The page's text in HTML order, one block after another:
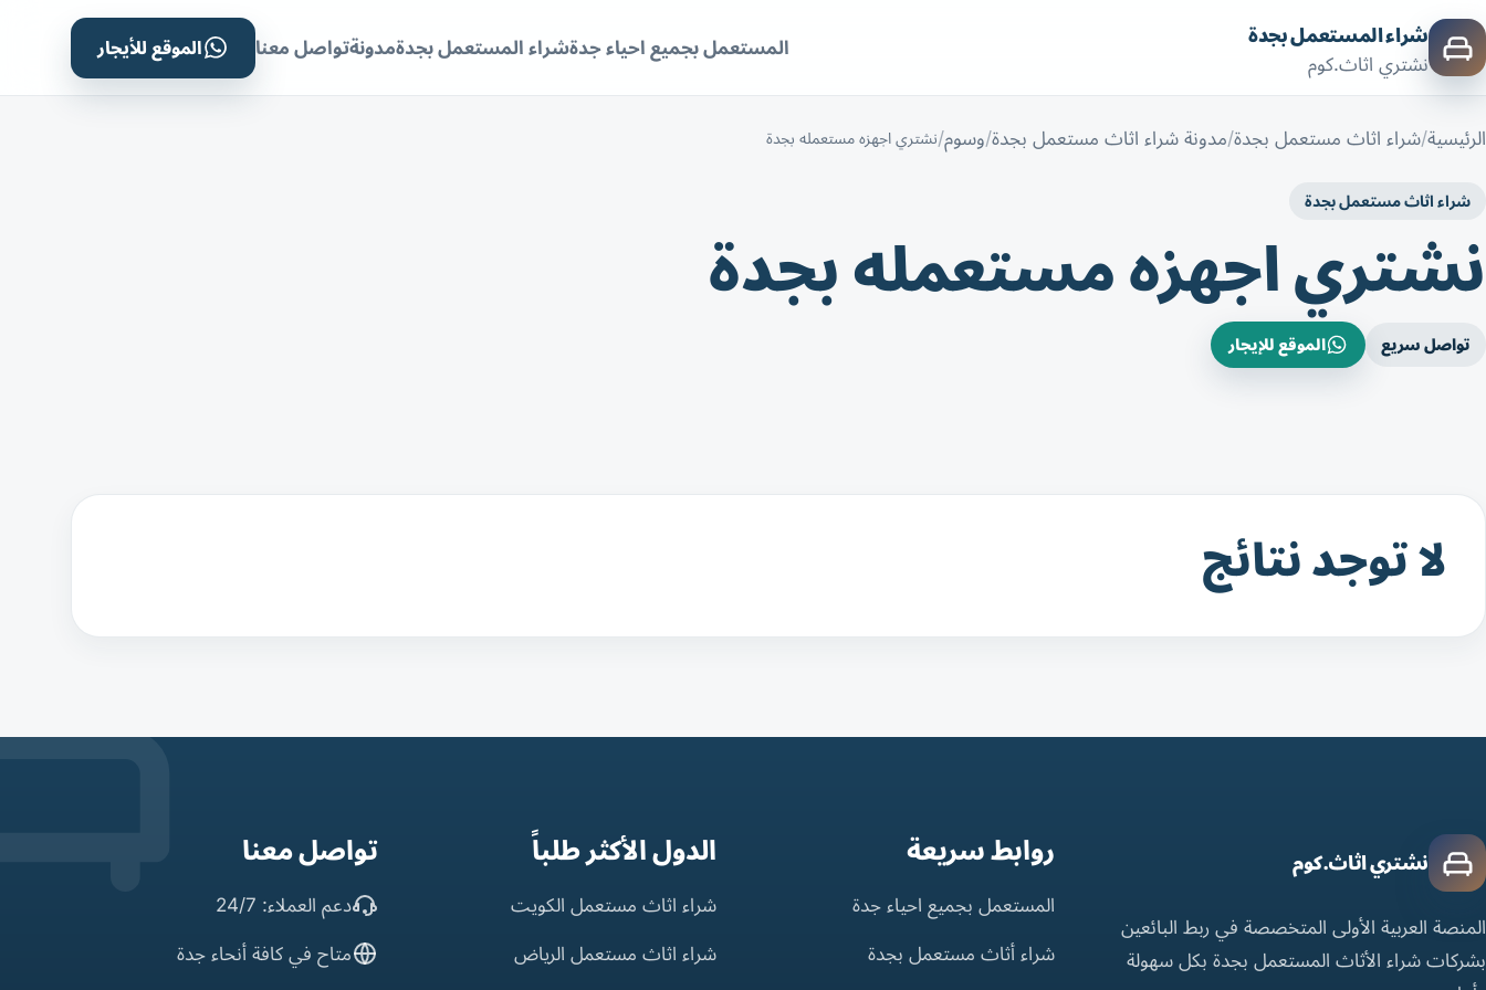
شراء المستعمل بجدة
نشتري اثاث.كوم
المستعمل بجميع احياء جدةشراء المستعمل بجدةمدونةتواصل معنا الموقع للأيجار
الرئيسية شراء اثاث مستعمل بجدة مدونة شراء اثاث مستعمل بجدة وسوم نشتري اجهزه مستعمله بجدة
شراء اثاث مستعمل بجدة
نشتري اجهزه مستعمله بجدة
تواصل سريع الموقع للإيجار
لا توجد نتائج
نشتري اثاث.كوم
المنصة العربية الأولى المتخصصة في ربط البائعين
بشركات شراء الأثاث المستعمل بجدة بكل سهولة
روابط سريعة
المستعمل بجميع احياء جدة
شراء أثاث مستعمل بجدة
الدول الأكثر طلباً
شراء اثاث مستعمل الكويت
شراء اثاث مستعمل الرياض
تواصل معنا
دعم العملاء: 24/7
متاح في كافة أنحاء جدة